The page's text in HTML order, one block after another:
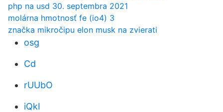
php na usd 30. septembra 2021
molárna hmotnosť fe (io4) 3
značka mikročipu elon musk na zvierati
osg
Cd
rUUbO
iQkI